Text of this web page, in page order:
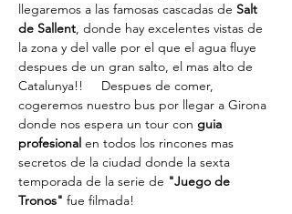
llegaremos a las famosas cascadas de Salt
de Sallent, donde hay excelentes vistas de
la zona y del valle por el que el agua fluye
despues de un gran salto, el mas alto de
Catalunya!!     Despues de comer,
cogeremos nuestro bus por llegar a Girona
donde nos espera un tour con guia
profesional en todos los rincones mas
secretos de la ciudad donde la sexta
temporada de la serie de "Juego de
Tronos" fue filmada!